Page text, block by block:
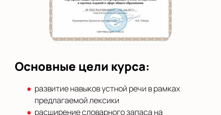
Основные цели курса:
развитие навыков устной речи в рамках
предлагаемой лексики
расширение словарного запаса на